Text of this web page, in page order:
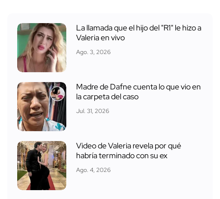
La llamada que el hijo del "R1" le hizo a
Valeria en vivo
Ago. 3, 2026
Madre de Dafne cuenta lo que vio en
la carpeta del caso
Jul. 31, 2026
Video de Valeria revela por qué
habría terminado con su ex
Ago. 4, 2026